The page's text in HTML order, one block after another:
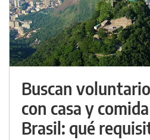
Buscan
con casa y
Brasil: qué